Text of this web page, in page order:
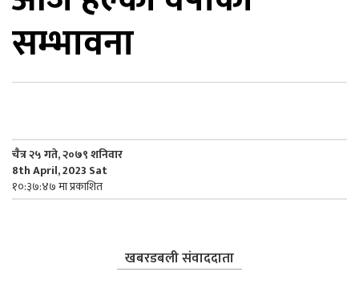
सम्भावना
चैत्र २५ गते, २०७९ शनिवार
8th April, 2023 Sat
१०:३७:४७ मा प्रकाशित
खबरडबली संवाददाता